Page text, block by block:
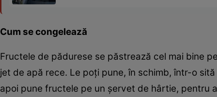
Cum se congelează
Fructele de pădurese se păstrează cel mai bine
jet de apă rece. Le poţi pune, în schimb, într-o
apoi pune fructele pe un şervet de hârtie, pentru